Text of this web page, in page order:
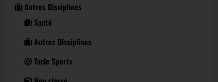
Autres Disciplines
Santé
Autres Disciplines
Tacle Sports